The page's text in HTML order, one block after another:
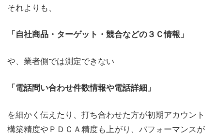
それよりも、
「自社商品・ターゲット・競合などの３Ｃ情報」
や、業者側では測定できない
「電話問い合わせ件数情報や電話詳細」
を細かく伝えたり、打ち合わせた方が初期アカウント
構築精度やＰＤＣＡ精度も上がり、パフォーマンスが